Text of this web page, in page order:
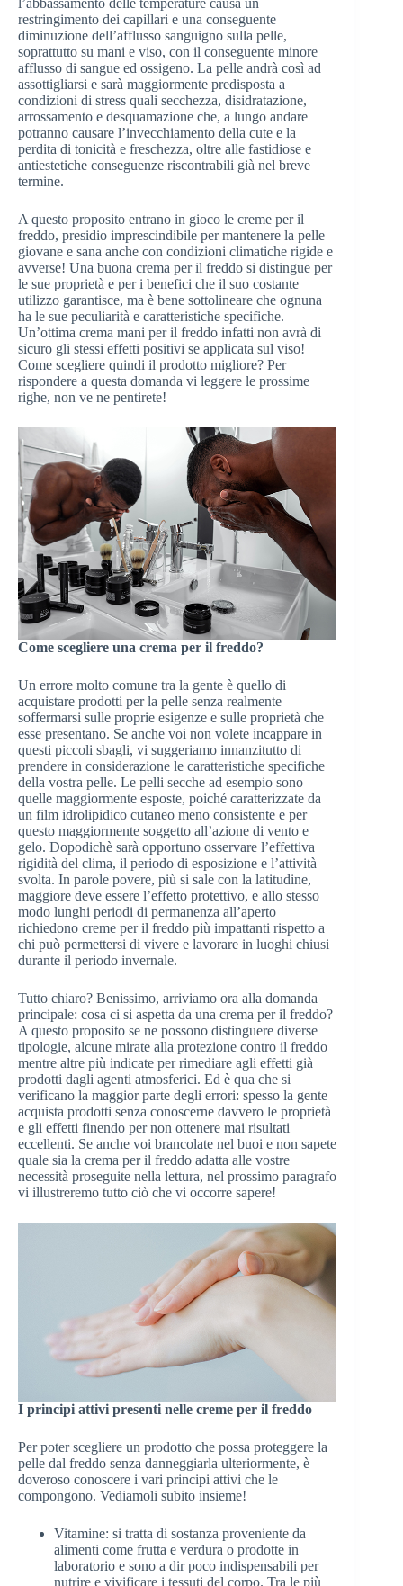
l’abbassamento delle temperature causa un
restringimento dei capillari e una conseguente
diminuzione dell’afflusso sanguigno sulla pelle,
soprattutto su mani e viso, con il conseguente minore
afflusso di sangue ed ossigeno. La pelle andrà così ad
assottigliarsi e sarà maggiormente predisposta a
condizioni di stress quali secchezza, disidratazione,
arrossamento e desquamazione che, a lungo andare
potranno causare l’invecchiamento della cute e la
perdita di tonicità e freschezza, oltre alle fastidiose e
antiestetiche conseguenze riscontrabili già nel breve
termine.
A questo proposito entrano in gioco le creme per il
freddo, presidio imprescindibile per mantenere la pelle
giovane e sana anche con condizioni climatiche rigide e
avverse! Una buona crema per il freddo si distingue per
le sue proprietà e per i benefici che il suo costante
utilizzo garantisce, ma è bene sottolineare che ognuna
ha le sue peculiarità e caratteristiche specifiche.
Un’ottima crema mani per il freddo infatti non avrà di
sicuro gli stessi effetti positivi se applicata sul viso!
Come scegliere quindi il prodotto migliore? Per
rispondere a questa domanda vi leggere le prossime
righe, non ve ne pentirete!
Come scegliere una crema per il freddo?
Un errore molto comune tra la gente è quello di
acquistare prodotti per la pelle senza realmente
soffermarsi sulle proprie esigenze e sulle proprietà che
esse presentano. Se anche voi non volete incappare in
questi piccoli sbagli, vi suggeriamo innanzitutto di
prendere in considerazione le caratteristiche specifiche
della vostra pelle. Le pelli secche ad esempio sono
quelle maggiormente esposte, poiché caratterizzate da
un film idrolipidico cutaneo meno consistente e per
questo maggiormente soggetto all’azione di vento e
gelo. Dopodichè sarà opportuno osservare l’effettiva
rigidità del clima, il periodo di esposizione e l’attività
svolta. In parole povere, più si sale con la latitudine,
maggiore deve essere l’effetto protettivo, e allo stesso
modo lunghi periodi di permanenza all’aperto
richiedono creme per il freddo più impattanti rispetto a
chi può permettersi di vivere e lavorare in luoghi chiusi
durante il periodo invernale.
Tutto chiaro? Benissimo, arriviamo ora alla domanda
principale: cosa ci si aspetta da una crema per il freddo?
A questo proposito se ne possono distinguere diverse
tipologie, alcune mirate alla protezione contro il freddo
mentre altre più indicate per rimediare agli effetti già
prodotti dagli agenti atmosferici. Ed è qua che si
verificano la maggior parte degli errori: spesso la gente
acquista prodotti senza conoscerne davvero le proprietà
e gli effetti finendo per non ottenere mai risultati
eccellenti. Se anche voi brancolate nel buoi e non sapete
quale sia la crema per il freddo adatta alle vostre
necessità proseguite nella lettura, nel prossimo paragrafo
vi illustreremo tutto ciò che vi occorre sapere!
I principi attivi presenti nelle creme per il freddo
Per poter scegliere un prodotto che possa proteggere la
pelle dal freddo senza danneggiarla ulteriormente, è
doveroso conoscere i vari principi attivi che le
compongono. Vediamoli subito insieme!
Vitamine: si tratta di sostanza proveniente da
alimenti come frutta e verdura o prodotte in
laboratorio e sono a dir poco indispensabili per
nutrire e vivificare i tessuti del corpo. Tra le più